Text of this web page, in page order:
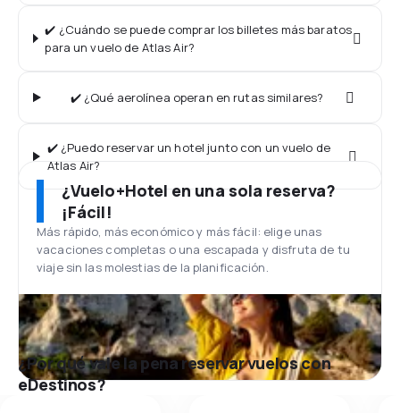
✔️ ¿Cuándo se puede comprar los billetes más baratos
para un vuelo de Atlas Air?
✔️ ¿Qué aerolínea operan en rutas similares?
✔️ ¿Puedo reservar un hotel junto con un vuelo de
Atlas Air?
¿Vuelo+Hotel en una sola reserva?
¡Fácil!
Más rápido, más económico y más fácil: elige unas
vacaciones completas o una escapada y disfruta de tu
viaje sin las molestias de la planificación.
¿Por qué vale la pena reservar vuelos con
eDestinos?